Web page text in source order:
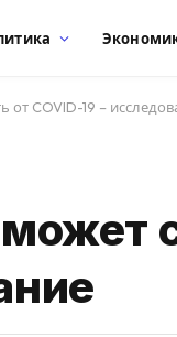
от COVID-19 –